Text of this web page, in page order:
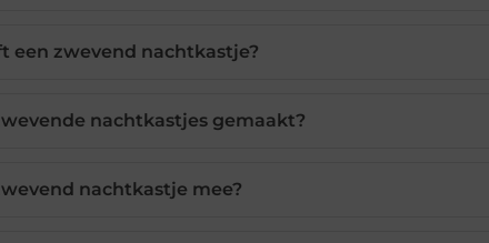
een zwevend nachtkastje?
nachtkastjes gemaakt?
nachtkastje mee?